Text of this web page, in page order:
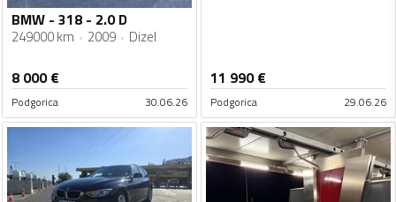
BMW - 318 - 2.0 D
249000 km 2009 Dizel
8 000€
Podgorica 30.06.26
11 990€
Podgorica 29.06.26